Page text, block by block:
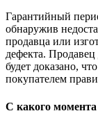
Гарантийный
обнаружив
продавца или
дефекта. Продавец
будет доказано,
покупателем
С какого момента